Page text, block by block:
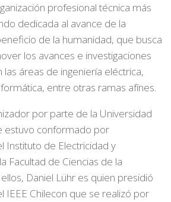
profesional técnica más
dedicada al avance de la
de la humanidad, que busca
los avances e investigaciones
las áreas de ingeniería eléctrica,
entre otras ramas afínes.
por parte de la Universidad
estuvo conformado por
Instituto de Electricidad y
Facultad de Ciencias de la
Daniel Lühr es quien presidió
IEEE Chilecon que se realizó por